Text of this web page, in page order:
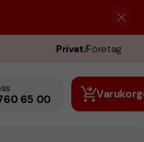
Privat/Företag
65 00